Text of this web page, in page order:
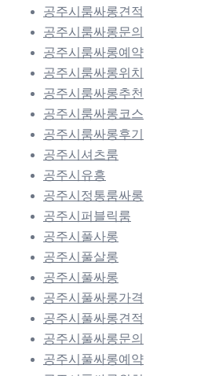
공주시룸싸롱견적
공주시룸싸롱문의
공주시룸싸롱예약
공주시룸싸롱위치
공주시룸싸롱추천
공주시룸싸롱코스
공주시룸싸롱후기
공주시셔츠룸
공주시유흥
공주시정통룸싸롱
공주시퍼블릭룸
공주시풀사롱
공주시풀살롱
공주시풀싸롱
공주시풀싸롱가격
공주시풀싸롱견적
공주시풀싸롱문의
공주시풀싸롱예약